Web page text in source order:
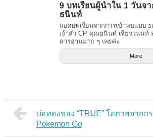
9 บทเรียนผู้นำใน 1 วันจ
ธนินท์
ถอดบทเรียนจากการเข้าพบแบบ
เจ้าสัว CP คุณธนินท์ เจียรวนนท์
ควรอ่านมาก ๆ เลยค่ะ
More
บ่อทองของ “TRUE” โอกาสจากก
Pokemon Go